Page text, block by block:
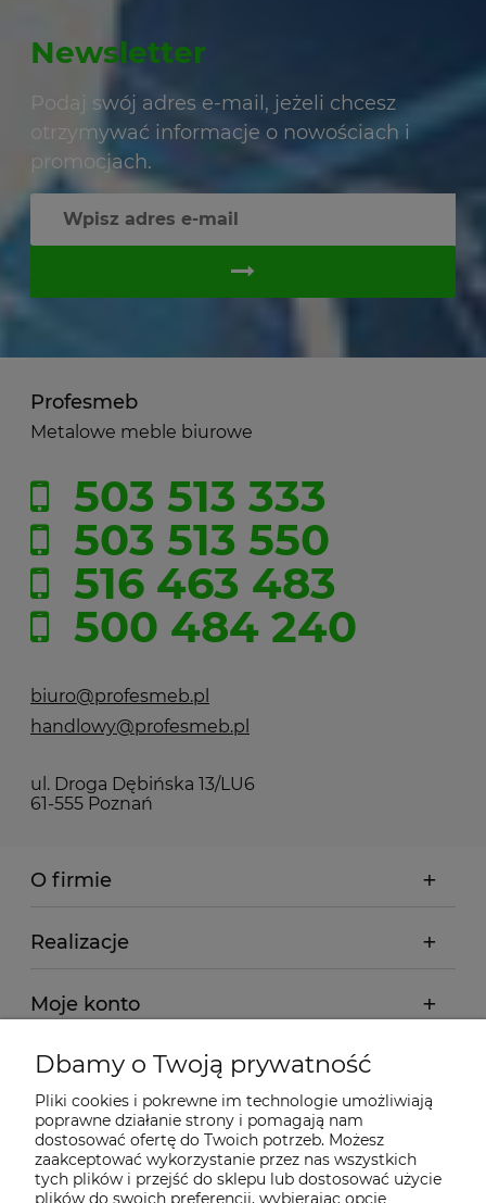
Newsletter
Podaj swój adres e-mail, jeżeli chcesz
otrzymywać informacje o nowościach i
promocjach.
Profesmeb
Metalowe meble biurowe
503 513 333
503 513 550
516 463 483
500 484 240
biuro@profesmeb.pl
handlowy@profesmeb.pl
ul. Droga Dębińska 13/LU6
61-555 Poznań
O firmie
Realizacje
Moje konto
Regulamin
Dostawa - realizacja
Gwarancja i zwroty
Dbamy o Twoją prywatność
Pliki cookies i pokrewne im technologie umożliwiają
poprawne działanie strony i pomagają nam
dostosować ofertę do Twoich potrzeb. Możesz
zaakceptować wykorzystanie przez nas wszystkich
tych plików i przejść do sklepu lub dostosować użycie
plików do swoich preferencji, wybierając opcję